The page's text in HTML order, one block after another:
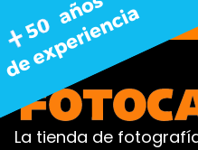
La tienda de